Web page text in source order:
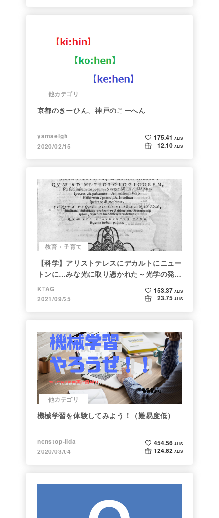
他カテゴリ
京都のきーひん、神戸のこーへん
yamaeigh
2020/02/15
175.41 ALIS
12.10 ALIS
教育・子育て
【科学】アリストテレスにデカルトにニュー
トンに…みな光に取り憑かれた～光学の発展
～
KTAG
2021/09/25
153.37 ALIS
23.75 ALIS
他カテゴリ
機械学習を体験してみよう！（難易度低）
nonstop-iida
2020/03/04
454.56 ALIS
124.82 ALIS